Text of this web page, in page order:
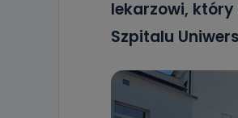
lekarzowi,
Szpitalu